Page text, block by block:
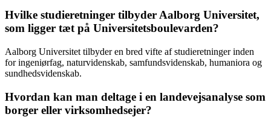
Hvilke studieretninger tilbyder Aalborg Universitet,
som ligger tæt på Universitetsboulevarden?
Aalborg Universitet tilbyder en bred vifte af studieretninger inden
for ingeniørfag, naturvidenskab, samfundsvidenskab, humaniora og
sundhedsvidenskab.
Hvordan kan man deltage i en landevejsanalyse som
borger eller virksomhedsejer?